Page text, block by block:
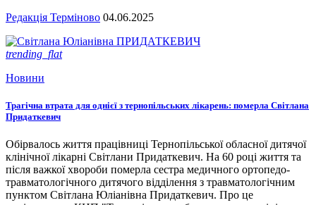
Редакція Терміново 04.06.2025
trending_flat
Новини
Трагічна втрата для однієї з тернопільських лікарень: померла Світлана
Придаткевич
Обірвалось життя працівниці Тернопільської обласної дитячої
клінічної лікарні Світлани Придаткевич. На 60 році життя та
після важкої хвороби померла сестра медичного ортопедо-
травматологічного дитячого відділення з травматологічним
пунктом Світлана Юліанівна Придаткевич. Про це